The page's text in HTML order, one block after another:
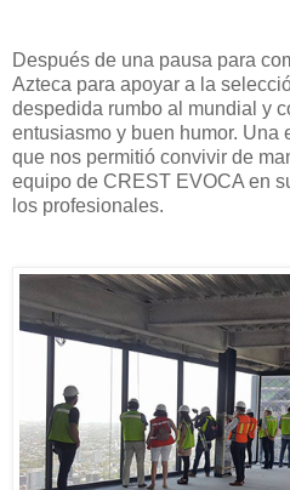
Después de una pausa para
Azteca para apoyar a la
despedida rumbo al mundial y
entusiasmo y buen humor. Una
que nos permitió convivir de
equipo de CREST EVOCA en
los profesionales.